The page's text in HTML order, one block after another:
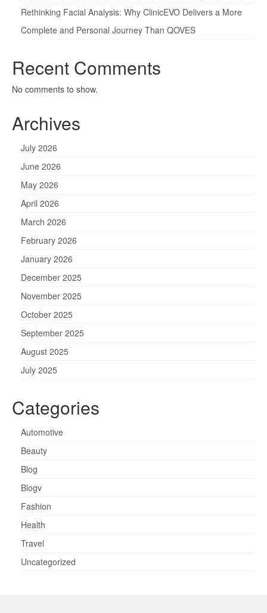
Rethinking Facial Analysis: Why ClinicEVO Delivers a More
Complete and Personal Journey Than QOVES
Recent Comments
No comments to show.
Archives
July 2026
June 2026
May 2026
April 2026
March 2026
February 2026
January 2026
December 2025
November 2025
October 2025
September 2025
August 2025
July 2025
Categories
Automotive
Beauty
Blog
Blogv
Fashion
Health
Travel
Uncategorized